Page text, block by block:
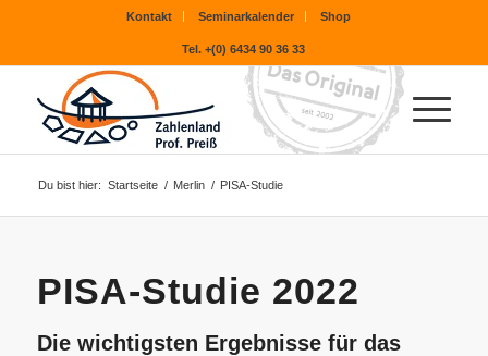
Kontakt Seminarkalender Shop
Tel. +(0) 6434 90 36 33
Du bist hier: Startseite / Merlin / PISA-Studie
PISA-Studie 2022
Die wichtigsten Ergebnisse für das